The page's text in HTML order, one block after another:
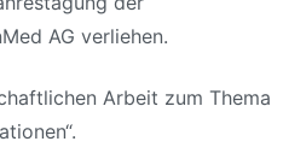
AG verliehen.
Arbeit zum Thema